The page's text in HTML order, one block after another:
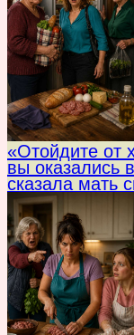
«Отойдите от
вы оказались
сказала мать